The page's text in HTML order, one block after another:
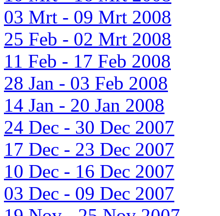
03 Mrt - 09 Mrt 2008
25 Feb - 02 Mrt 2008
11 Feb - 17 Feb 2008
28 Jan - 03 Feb 2008
14 Jan - 20 Jan 2008
24 Dec - 30 Dec 2007
17 Dec - 23 Dec 2007
10 Dec - 16 Dec 2007
03 Dec - 09 Dec 2007